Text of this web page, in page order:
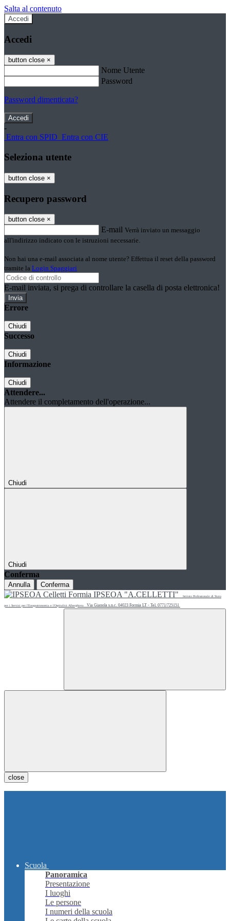
Salta al contenuto
Accedi
Accedi
button close ×
Nome Utente
Password
Password dimenticata?
-
Entra con SPID Entra con CIE
Seleziona utente
button close ×
Recupero password
button close ×
E-mail Verrà inviato un messaggio
all'indirizzo indicato con le istruzioni necessarie.
Non hai una e-mail associata al nome utente? Effettua il reset della password
tramite la Login Spaggiari
E-mail inviata, si prega di controllare la casella di posta elettronica!
Errore
Chiudi
Successo
Chiudi
Informazione
Chiudi
Attendere...
Attendere il completamento dell'operazione...
Chiudi
Chiudi
Conferma
Annulla Conferma
IPSEOA "A.CELLETTI" Istituto Professionale di Stato
per i Servizi per l'Enogastronomia e l'Ospitalità Alberghiera Via Gianola s.n.c. 04023 Formia LT - Tel. 0771/725151
close
Scuola
Panoramica
Presentazione
I luoghi
Le persone
I numeri della scuola